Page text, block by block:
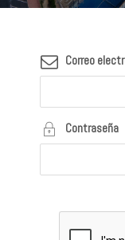
Correo
Contraseña